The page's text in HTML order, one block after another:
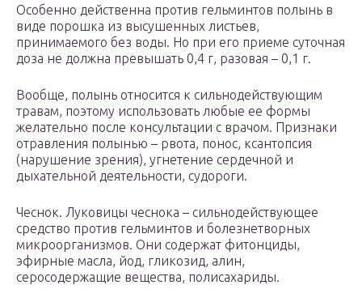
Особенно действенна против гельминтов полынь в
виде порошка из высушенных листьев,
принимаемого без воды. Но при его приеме суточная
доза не должна превышать 0,4 г, разовая – 0,1 г.
Вообще, полынь относится к сильнодействующим
травам, поэтому использовать любые ее формы
желательно после консультации с врачом. Признаки
отравления полынью – рвота, понос, ксантопсия
(нарушение зрения), угнетение сердечной и
дыхательной деятельности, судороги.
Чеснок. Луковицы чеснока – сильнодействующее
средство против гельминтов и болезнетворных
микроорганизмов. Они содержат фитонциды,
эфирные масла, йод, гликозид, алин,
серосодержащие вещества, полисахариды.